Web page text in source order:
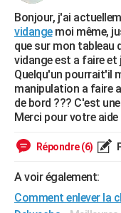
Essais
Réserver un essai
Citadines
Berlines
SUV
Forum auto
Mobiles
Meilleur smartphone
Internet
Ordinateurs
Jeux vidéo
Guide high-tech
+BRICOLAGE
Forum
Aménagement intérieur
Extérieur
Cuisine
Salle de bains
Jardinage
Rangement
WEEK-END
Guides de France
Escapades
Patrimoine
Expositions
Musées
Week-end nature
+LIFESTYLE
Art de vivre
Bien-être
Loisirs
Mode
Modes de vie
Alimentation
Guide de la santé
Maladies
Médicaments
Sommeil
VOYAGE
Destinations
City break
Voyage nature
Voyage de noces
Forum
Climat
+
Bonjour, j'ai
vidangemoi même,
que sur mon tableau
vidange est a faire et
Quelqu'un pourrait'il
manipulation a faire
de bord ??? C'est
Merci pour votre aide
Répondre (6)
A voir également:
Comment enlever la